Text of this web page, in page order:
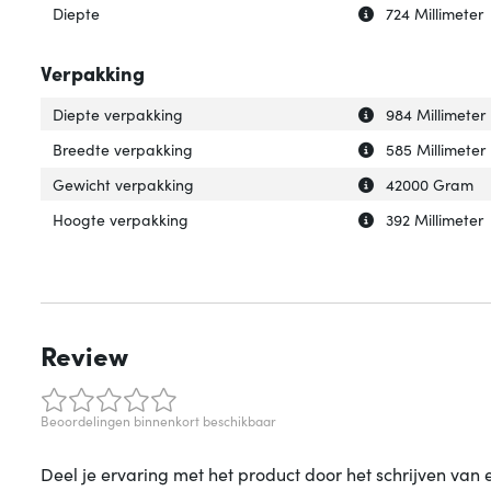
Uitleg over
Verberg uitleg
Diepte 724 Millimeter
Verpakking
Uitleg over
Verberg uitleg
Diepte verpakking
984 Millimeter
Uitleg over
Verberg uitleg
Breedte verpakking
585 Millimeter
Uitleg over
Verberg uitleg
Gewicht verpakking
42000 Gram
Uitleg over
Verberg uitleg
Hoogte verpakking 392 Millimeter
Review
Beoordelingen binnenkort beschikbaar
Deel je ervaring met het product door het schrijven van